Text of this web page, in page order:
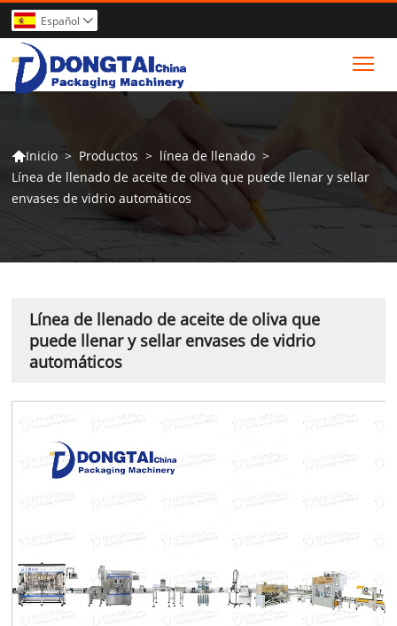
Español 
Inicio > Productos > línea de llenado >
Línea de llenado de aceite de oliva que puede llenar y sellar
envases de vidrio automáticos
Línea de llenado de aceite de oliva que
puede llenar y sellar envases de vidrio
automáticos